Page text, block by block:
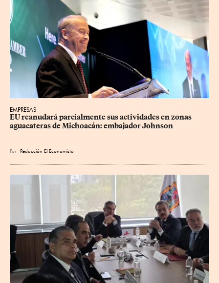
EMPRESAS
EU reanudará parcialmente sus actividades en zonas
aguacateras de Michoacán: embajador Johnson
Por Redacción El Economista